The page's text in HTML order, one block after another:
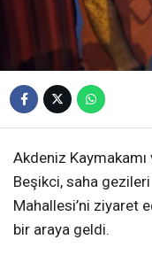
Akdeniz
Beşikci, saha
Mahallesi’ni ziyaret
bir araya geldi.